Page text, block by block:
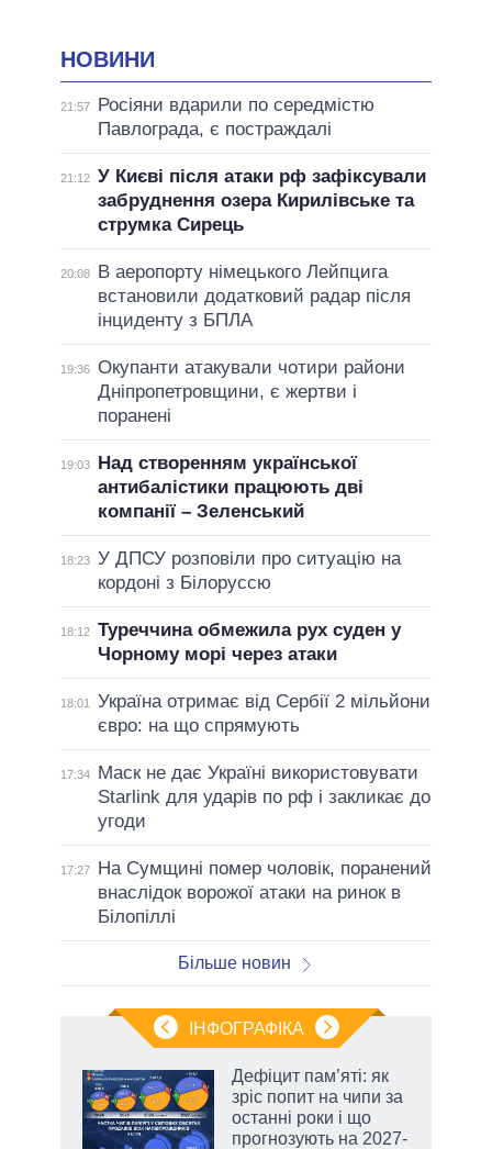
НОВИНИ
21:57
Росіяни вдарили по середмістю
Павлограда, є постраждалі
21:12 У Києві після атаки рф зафіксували
забруднення озера Кирилівське та
струмка Сирець
20:08
В аеропорту німецького Лейпцига
встановили додатковий радар після
інциденту з БПЛА
19:36 Окупанти атакували чотири райони
Дніпропетровщини, є жертви і
поранені
19:03
Над створенням української
антибалістики працюють дві
компанії – Зеленський
18:23 У ДПСУ розповіли про ситуацію на
кордоні з Білоруссю
18:12 Туреччина обмежила рух суден у
Чорному морі через атаки
18:01
Україна отримає від Сербії 2 мільйони
євро: на що спрямують
17:34
Маск не дає Україні використовувати
Starlink для ударів по рф і закликає до
угоди
17:27
На Сумщині помер чоловік, поранений
внаслідок ворожої атаки на ринок в
Білопіллі
Більше новин
ІНФОГРАФІКА
Дефіцит пам’яті: як
зріс попит на чипи за
останні роки і що
прогнозують на 2027-